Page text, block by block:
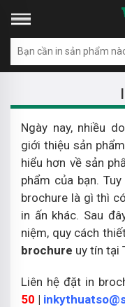
Ngày nay, nhiều
giới thiệu sản
hiểu hơn về sản
phẩm của bạn.
brochure là gì thì
in ấn khác. Sau
niệm, quy cách
brochure uy tín tại
Liên hệ đặt in
50 |